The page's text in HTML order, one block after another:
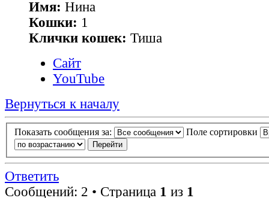
Имя: Нина
Кошки: 1
Клички кошек: Тиша
Сайт
YouTube
Вернуться к началу
Показать сообщения за: Поле сортировки
Ответить
Сообщений: 2 • Страница 1 из 1